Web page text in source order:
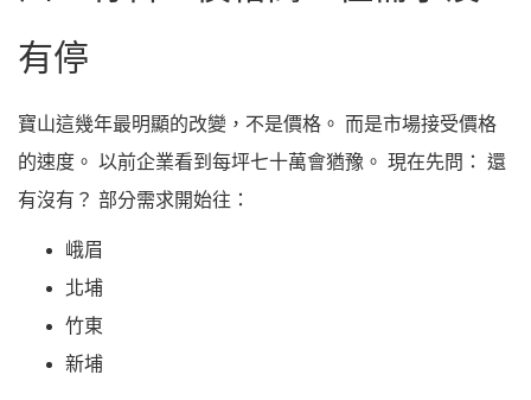
有停
寶山這幾年最明顯的改變，不是價格。 而是市場接受價格
的速度。 以前企業看到每坪七十萬會猶豫。 現在先問： 還
有沒有？ 部分需求開始往：
峨眉
北埔
竹東
新埔